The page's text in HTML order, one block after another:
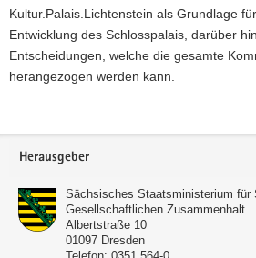
Kultur.Palais.Lichtenstein als Grundlage
Entwicklung des Schlosspalais, darüber
Entscheidungen, welche die gesamte
herangezogen werden kann.
Footer-
Herausgeber
Sächsisches Staatsministerium für
Gesellschaftlichen Zusammenhalt
Albertstraße 10
01097 Dresden